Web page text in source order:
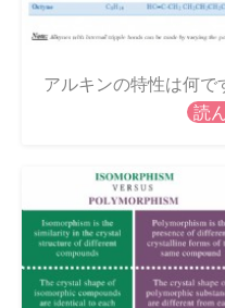
アルキンの特性は何で
読